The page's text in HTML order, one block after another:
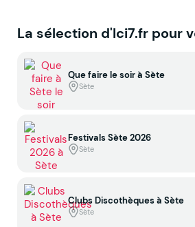
La sélection d'Ici7.fr pour
Que faire le soir à Sète
Sète
Festivals Sète 2026
Sète
Clubs Discothèques à Sète
Sète